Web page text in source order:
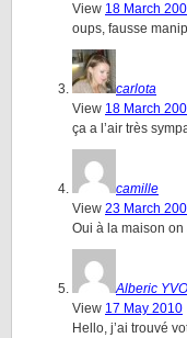
View 18 March
oups, fausse
carlota
View 18 March
ça a l’air très
camille
View 23 March
Oui à la maison
Alberic
View 17 May 2010
Hello, j’ai trouvé